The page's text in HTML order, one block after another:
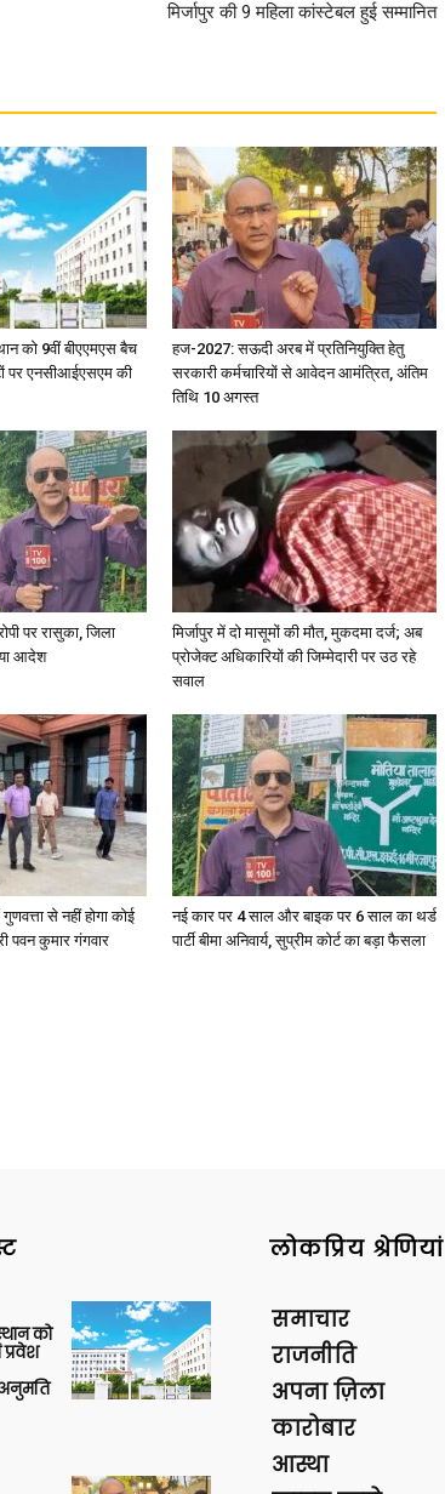
मिर्जापुर की 9 महिला कांस्टेबल हुई सम्मानित
को 9वीं बीएएमएस बैच
पर एनसीआईएसएम की
हज-2027: सऊदी अरब में प्रतिनियुक्ति हेतु
सरकारी कर्मचारियों से आवेदन आमंत्रित, अंतिम
तिथि 10 अगस्त
पर रासुका, जिला
आदेश
मिर्जापुर में दो मासूमों की मौत, मुकदमा दर्ज; अब
प्रोजेक्ट अधिकारियों की जिम्मेदारी पर उठ रहे
सवाल
गुणवत्ता से नहीं होगा कोई
पवन कुमार गंगवार
नई कार पर 4 साल और बाइक पर 6 साल का थर्ड
पार्टी बीमा अनिवार्य, सुप्रीम कोर्ट का बड़ा फैसला
को
लोकप्रिय श्रेणियां
समाचार
राजनीति
अपना ज़िला
कारोबार
आस्था